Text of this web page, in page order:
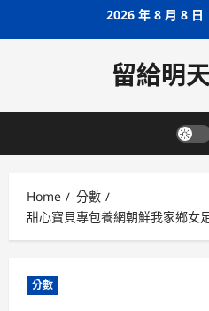
2026 年 8 月 8 日
留給明
Home
分數
甜心寶貝專包養網朝鮮我家鄉女
分數